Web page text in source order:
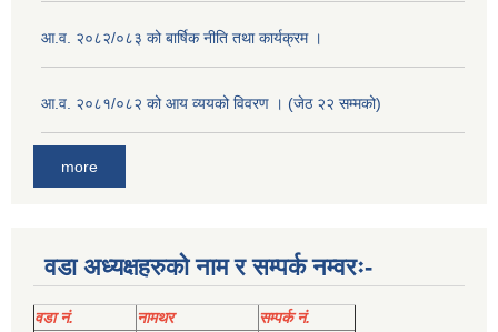
आ.व. २०८२/०८३ को बार्षिक नीति तथा कार्यक्रम ।
आ.व. २०८१/०८२ को आय व्ययको विवरण । (जेठ २२ सम्मको)
more
वडा अध्यक्षहरुको नाम र सम्पर्क नम्वरः-
वडा नं. नामथर
सम्पर्क नं.